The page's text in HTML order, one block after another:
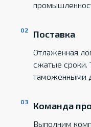
Поставка
Отлаженная
сжатые сроки.
таможенными
Команда
Выполним